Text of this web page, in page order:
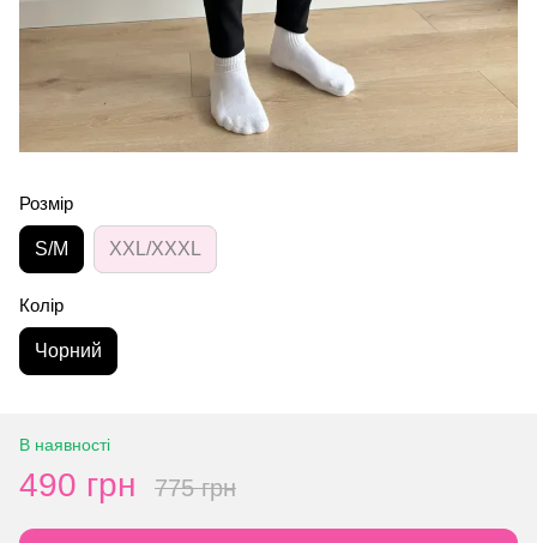
Розмір
S/M XXL/XXXL
Колір
Чорний
В наявності
490 грн 775 грн